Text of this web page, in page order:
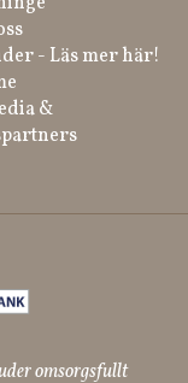
- Läs mer här!
&
omsorgsfullt